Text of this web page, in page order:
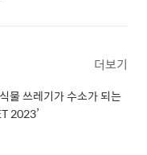
더보기
물 쓰레기가 수소가 되는
2023’